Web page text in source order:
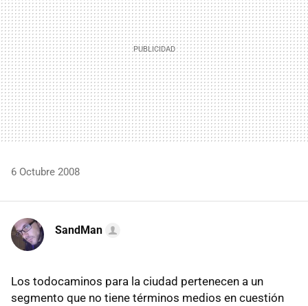
6 Octubre 2008
SandMan
Los todocaminos para la ciudad pertenecen a un
segmento que no tiene términos medios en cuestión